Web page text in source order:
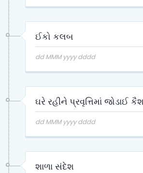
ઈકો કલબ
dd MMM yyyy dddd
ઘરે રહીને પ્રવૃત્તિમાં જોડાઈ
dd MMM yyyy dddd
શાળા સંદેશ